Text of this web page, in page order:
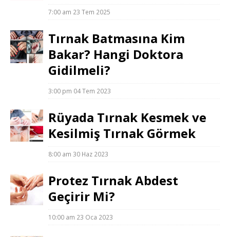
7:00 am 23 Tem 2025
Tırnak Batmasına Kim
Bakar? Hangi Doktora
Gidilmeli?
3:00 pm 04 Tem 2023
Rüyada Tırnak Kesmek ve
Kesilmiş Tırnak Görmek
8:00 am 30 Haz 2023
Protez Tırnak Abdest
Geçirir Mi?
10:00 am 23 Oca 2023